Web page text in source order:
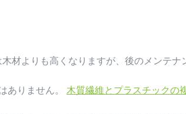
材よりも高くなりますが、後のメンテナ
ありません。 木質繊維とプラスチックの